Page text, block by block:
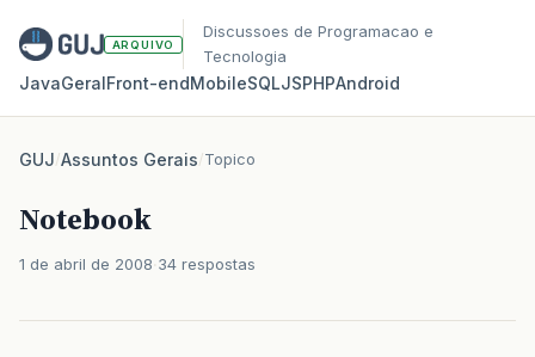
ARQUIVO
Discussoes de Programacao e
Tecnologia
JavaGeralFront‑endMobileSQLJSPHPAndroid
GUJ/Assuntos Gerais/Topico
Notebook
1 de abril de 2008 34 respostas